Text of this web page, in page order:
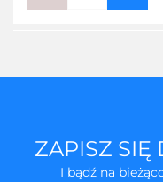
ZAPISZ SIĘ
I bądź na